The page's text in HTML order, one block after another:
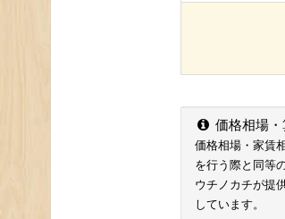
価格相場
価格相場・家賃
を行う際と同等
ウチノカチが提
しています。